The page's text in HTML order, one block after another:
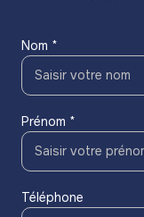
Nom *
Prénom *
Téléphone